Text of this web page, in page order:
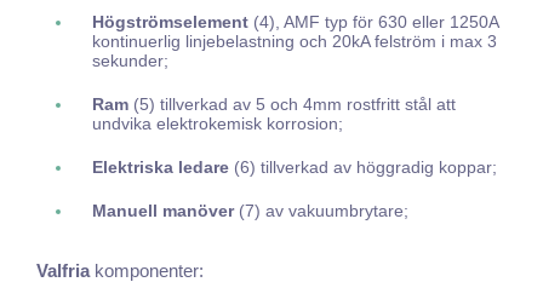
Högströmselement (4), AMF typ för 630 eller 1250A
kontinuerlig linjebelastning och 20kA felström i max 3
sekunder;
Ram (5) tillverkad av 5 och 4mm rostfritt stål att
undvika elektrokemisk korrosion;
Elektriska ledare (6) tillverkad av höggradig koppar;
Manuell manöver(7) av vakuumbrytare;
Valfria komponenter: